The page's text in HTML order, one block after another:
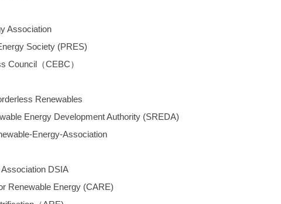
Society (PRES)
（CEBC）
Renewables
Development Authority (SREDA)
Energy-Association
DSIA
Energy (CARE)